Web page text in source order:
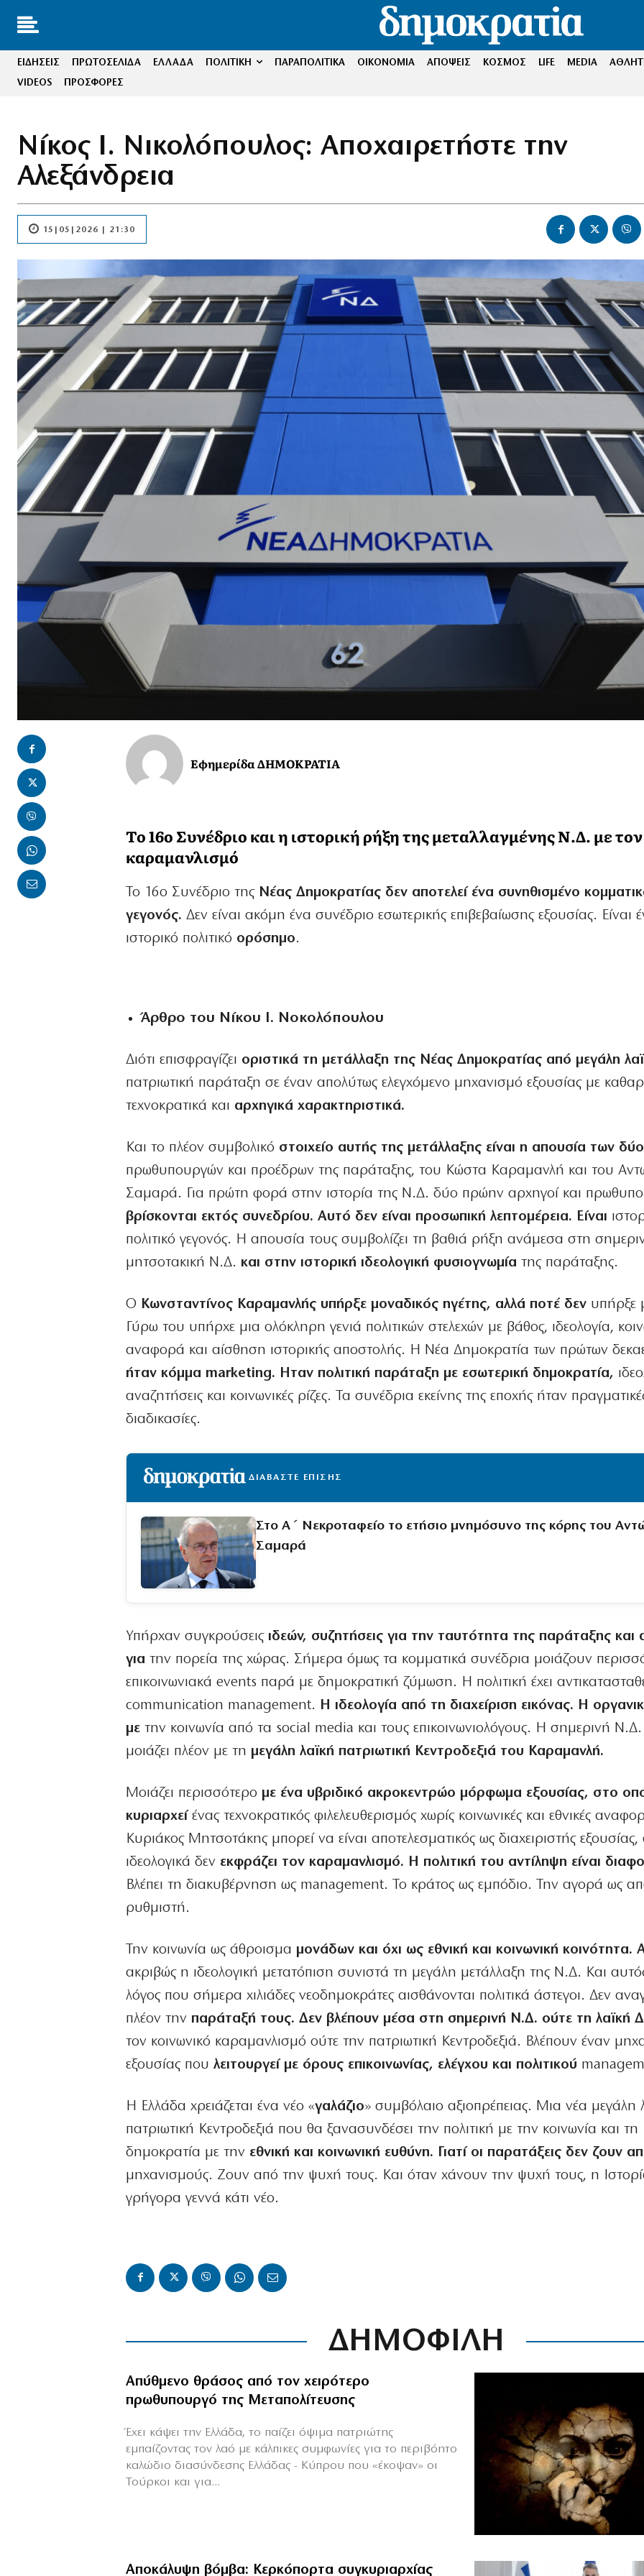
ΕΙΔΗΣΕΙΣ ΠΡΩΤΟΣΕΛΙΔΑ ΕΛΛΑΔΑ ΠΟΛΙΤΙΚΗ ΠΑΡΑΠΟΛΙΤΙΚΑ ΟΙΚΟΝΟΜΙΑ ΑΠΟΨΕΙΣ ΚΟΣΜΟΣ LIFE MEDIA
VIDEOS
ΠΡΟΣΦΟΡΕΣ
Νίκος Ι. Νικολόπουλος: Αποχαιρετήστε την
Αλεξάνδρεια
15|05|2026 | 21:30
Εφημερίδα ΔΗΜΟΚΡΑΤΙΑ
Το 16ο Συνέδριο και η ιστορική ρήξη της μεταλλαγμένης Ν.Δ. με τον
καραμανλισμό
Το 16ο Συνέδριο τηςΝέας Δημοκρατίας δεν αποτελεί ένα συνηθισμένο
γεγονός. Δεν είναι ακόμη ένα συνέδριο εσωτερικής επιβεβαίωσης εξουσίας. Είναι
ιστορικό πολιτικό ορόσημο.
Άρθρο του Νίκου Ι. Νοκολόπουλου
Διότι επισφραγίζει οριστικά τη μετάλλαξη της Νέας Δημοκρατίας από μεγάλη
πατριωτική παράταξη σε έναν απολύτως ελεγχόμενο μηχανισμό εξουσίας με
τεχνοκρατικά και αρχηγικά χαρακτηριστικά.
Και το πλέον συμβολικό στοιχείο αυτής της μετάλλαξης είναι η απουσία των
πρωθυπουργών και προέδρων της παράταξης, του Κώστα Καραμανλή και του
Σαμαρά. Για πρώτη φορά στην ιστορία της Ν.Δ. δύο πρώην αρχηγοί και
βρίσκονται εκτός συνεδρίου. Αυτό δεν είναι προσωπική λεπτομέρεια. Είναι
πολιτικό γεγονός. Η απουσία τους συμβολίζει τη βαθιά ρήξη ανάμεσα στη
μητσοτακική Ν.Δ. και στην ιστορική ιδεολογική φυσιογνωμία της παράταξης.
Ο Κωνσταντίνος Καραμανλής υπήρξε μοναδικός ηγέτης, αλλά ποτέ δεν υπήρξε
Γύρω του υπήρχε μια ολόκληρη γενιά πολιτικών στελεχών με βάθος, ιδεολογία,
αναφορά και αίσθηση ιστορικής αποστολής. Η Νέα Δημοκρατία των πρώτων
ήταν κόμμα marketing. Ηταν πολιτική παράταξη με εσωτερική δημοκρατία,
αναζητήσεις και κοινωνικές ρίζες. Τα συνέδρια εκείνης της εποχής ήταν
διαδικασίες.
ΔΙΑΒΑΣΤΕ ΕΠΙΣΗΣ
Στο Α΄ Νεκροταφείο το ετήσιο μνημόσυνο της κόρης του
Σαμαρά
Υπήρχαν συγκρούσειςιδεών, συζητήσεις για την ταυτότητα της παράταξης και
για την πορεία της χώρας. Σήμερα όμως τα κομματικά συνέδρια μοιάζουν
επικοινωνιακά events παρά με δημοκρατική ζύμωση. Η πολιτική έχει
communication management. Η ιδεολογία από τη διαχείριση εικόνας. Η
με την κοινωνία από τα social media και τους επικοινωνιολόγους. Η σημερινή
μοιάζει πλέον με τη μεγάλη λαϊκή πατριωτική Κεντροδεξιά του Καραμανλή.
Μοιάζει περισσότερο με ένα υβριδικό ακροκεντρώο μόρφωμα εξουσίας, στο
κυριαρχείένας τεχνοκρατικός φιλελευθερισμός χωρίς κοινωνικές και εθνικές
Κυριάκος Μητσοτάκης μπορεί να είναι αποτελεσματικός ως διαχειριστής εξουσίας,
ιδεολογικά δεν εκφράζει τον καραμανλισμό. Η πολιτική του αντίληψη είναι
Βλέπει τη διακυβέρνηση ως management. Το κράτος ως εμπόδιο. Την αγορά ως
ρυθμιστή.
Την κοινωνία ως άθροισμα μονάδων και όχι ως εθνική και κοινωνική κοινότητα.
ακριβώς η ιδεολογική μετατόπιση συνιστά τη μεγάλη μετάλλαξη της Ν.Δ. Και
λόγος που σήμερα χιλιάδες νεοδημοκράτες αισθάνονται πολιτικά άστεγοι. Δεν
πλέον την παράταξή τους. Δεν βλέπουν μέσα στη σημερινή Ν.Δ. ούτε τη λαϊκή
τον κοινωνικό καραμανλισμό ούτε την πατριωτική Κεντροδεξιά. Βλέπουν έναν
εξουσίας που λειτουργεί με όρους επικοινωνίας, ελέγχου και πολιτικού
Η Ελλάδα χρειάζεται ένα νέο «γαλάζιο» συμβόλαιο αξιοπρέπειας. Μια νέα μεγάλη
πατριωτική Κεντροδεξιά που θα ξανασυνδέσει την πολιτική με την κοινωνία και τη
δημοκρατία με την εθνική και κοινωνική ευθύνη. Γιατί οι παρατάξεις δεν ζουν
μηχανισμούς. Ζουν από την ψυχή τους. Και όταν χάνουν την ψυχή τους, η
γρήγορα γεννά κάτι νέο.
ΔΗΜΟΦΙΛΗ
Απύθμενο θράσος από τον χειρότερο
πρωθυπουργό της Μεταπολίτευσης
Έχει κάψει την Ελλάδα, το παίζει όψιμα πατριώτης
εμπαίζοντας τον λαό με κάλπικες συμφωνίες για το περιβόητο
καλώδιο διασύνδεσης Ελλάδας - Κύπρου που «έκοψαν» οι
Τούρκοι και για...
Αποκάλυψη βόμβα: Κερκόπορτα συγκυριαρχίας